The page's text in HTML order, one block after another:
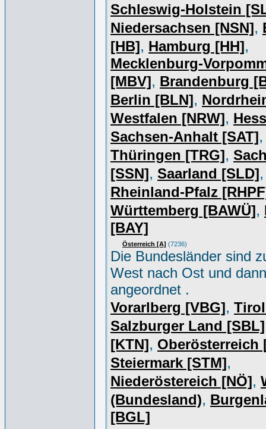
Schleswig-Holstein
Niedersachsen [NSN],
[HB], Hamburg [HH],
Mecklenburg-
[MBV], Brandenburg
Berlin [BLN],
Westfalen [NRW],
Sachsen-Anhalt [SAT],
Thüringen [TRG],
[SSN], Saarland [SLD],
Rheinland-Pfalz
Württemberg [BAWÜ],
[BAY]
Österreich [A] (7236)
Die Bundesländer sind
West nach Ost und
angeordnet .
Vorarlberg [VBG],
Salzburger Land [SBL]
[KTN], Oberösterreich
Steiermark [STM],
Niederöstereich [NÖ],
(Bundesland),
[BGL]